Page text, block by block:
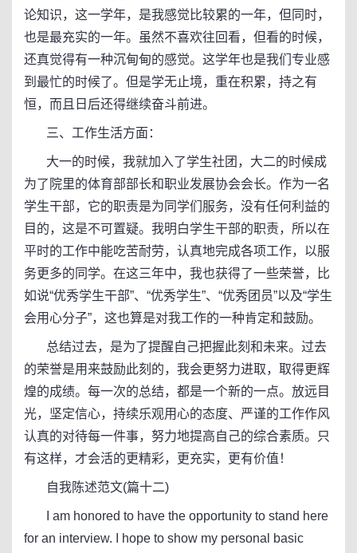
论知识，这一学年，是我感觉比较累的一年，但同时，
也是最充实的一年。虽然不喜欢往回看，但看的时候，
还真觉得有一种沉甸甸的感觉。这学年也是我们专业感
到最忙的时候了。但是学无止境，重在积累，持之有
恒，而且日后还得继续奋斗前进。
三、工作生活方面：
大一的时候，我就加入了学生社团，大二的时候成
为了院里的体育部部长和职业发展协会会长。作为一名
学生干部，它的职责是为同学们服务，没有任何利益的
目的，这是不可置疑。我明白学生干部的职责，所以在
平时的工作中能吃苦耐劳，认真地完成各项工作，以服
务更多的同学。在这三年中，我也获得了一些荣誉，比
如说“优秀学生干部”、“优秀学生”、“优秀团员”以及“学生
会用心分子”，这也算是对我工作的一种肯定和鼓励。
总结过去，是为了提醒自己把握此刻和未来。过去
的荣誉是用来鼓励此刻的，我会更努力进取，取得更辉
煌的成绩。每一次的总结，都是一个新的一点。放远目
光，坚定信心，持续乐观用心的态度、严谨的工作作风
认真的对待每一件事，努力地提高自己的综合素质。只
有这样，才会活的更精彩，更充实，更有价值！
自我陈述范文(篇十二)
I am honored to have the opportunity to stand here
for an interview. I hope to show my personal basic